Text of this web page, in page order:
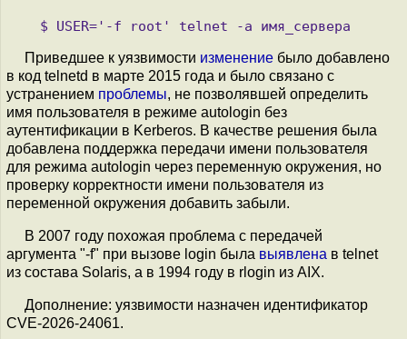
Приведшее к уязвимости изменение было добавлено
в код telnetd в марте 2015 года и было связано с
устранением проблемы, не позволявшей определить
имя пользователя в режиме autologin без
аутентификации в Kerberos. В качестве решения была
добавлена поддержка передачи имени пользователя
для режима autologin через переменную окружения, но
проверку корректности имени пользователя из
переменной окружения добавить забыли.
В 2007 году похожая проблема c передачей
аргумента "-f" при вызове login была выявлена в telnet
из состава Solaris, а в 1994 году в rlogin из AIX.
Дополнение: уязвимости назначен идентификатор
CVE-2026-24061.